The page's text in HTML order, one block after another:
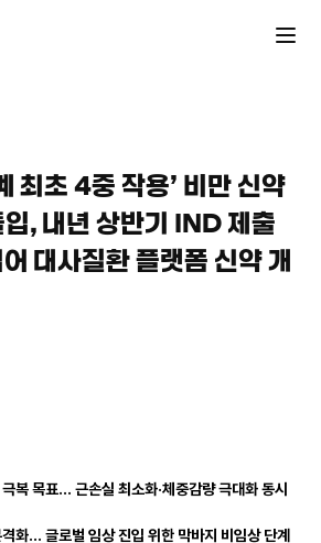
최초 4중 작용’ 비만 신약
, 내년 상반기 IND 제출
대사질환 플랫폼 신약 개
복 목표… 근손실 최소화·체중감량 극대화 동시
화… 글로벌 임상 진입 위한 막바지 비임상 단계